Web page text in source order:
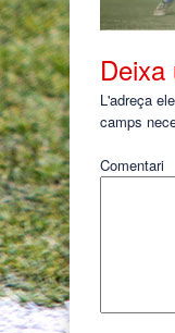
L'adreça
camps
Comentari